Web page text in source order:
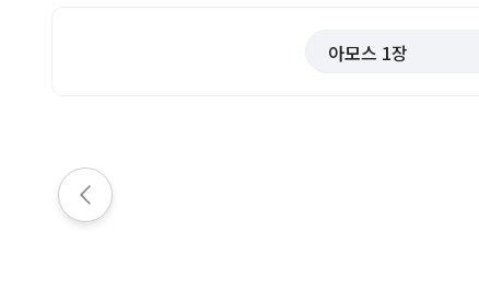
아모스 1장